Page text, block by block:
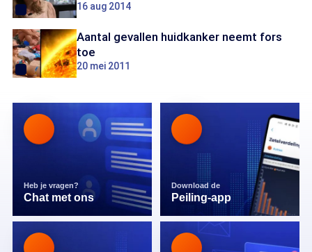
16 aug 2014
Aantal gevallen huidkanker neemt fors
toe
20 mei 2011
Heb je vragen?
Chat met ons
Download de
Peiling-app